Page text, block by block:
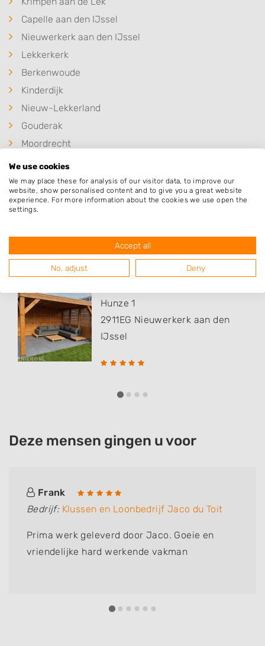
Capelle aan den IJssel
Nieuwerkerk aan den IJssel
Lekkerkerk
Berkenwoude
Kinderdijk
Nieuw-Lekkerland
Gouderak
Moordrecht
Alblasserdam
Ridderkerk
Populaire hoveniers
Hunze 1
2911EG Nieuwerkerk aan den
IJssel
Deze mensen gingen u voor
Frank
Bedrijf: Klussen en Loonbedrijf Jaco du Toit
Prima werk geleverd door Jaco. Goeie en
vriendelijke hard werkende vakman
We use cookies
We may place these for analysis of our visitor data, to improve our
website, show personalised content and to give you a great website
experience. For more information about the cookies we use open the
settings.
Accept all
No, adjust Deny